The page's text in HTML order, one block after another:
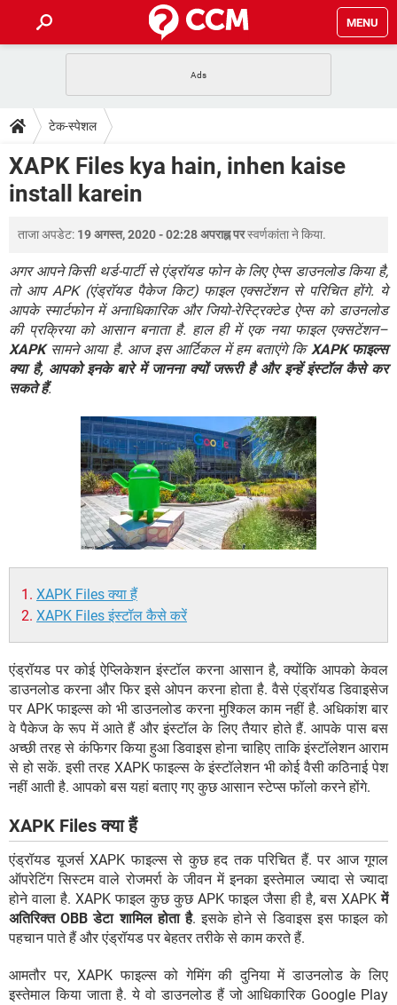
MENU
फोन पर अकाउंट बैलेंस चेक
WhatsApp Hack हो गया? Lucky Patcher यूज करें
टेक-स्पेशल
2020 के फ्री एंटीवायरस
बेस्ट फ्री ऑनलाइन गेम्स
डाउनलोड
Vidmate
FORUM
TikTok Account Freeze हो गया JioPhone में TikTok डाउनलोड
SBI बैंक अकाउंट नंबर पता करें
केबल और कनेक्टर्स
सीरियल और पैरलल पोर्ट
टेक-स्पेशल
XAPK Files kya hain, inhen kaise
install karein
ताजा अपडेट: 19 अगस्त, 2020 - 02:28 अपराह्न परस्वर्णकांताने किया.
अगर आपने किसी थर्ड-पार्टी से एंड्रॉयड फोन के लिए ऐप्स डाउनलोड किया है,
तो आप APK (एंड्रॉयड पैकेज किट) फाइल एक्सटेंशन से परिचित होंगे. ये
आपके स्मार्टफोन में अनाधिकारिक और जियो-रेस्ट्रिक्टेड ऐप्स को डाउनलोड
की प्रक्रिया को आसान बनाता है. हाल ही में एक नया फाइल एक्सटेंशन–
XAPKसामने आया है. आज इस आर्टिकल में हम बताएंगे किXAPK फाइल्स
क्या है, आपको इनके बारे में जानना क्यों जरूरी है और इन्हें इंस्टॉल कैसे कर
सकते हैं.
XAPK Files क्या हैं
XAPK Files इंस्टॉल कैसे करें
एंड्रॉयड पर कोई ऐप्लिकेशन इंस्टॉल करना आसान है, क्योंकि आपको केवल
डाउनलोड करना और फिर इसे ओपन करना होता है. वैसे एंड्रॉयड डिवाइसेज
पर APK फाइल्स को भी डाउनलोड करना मुश्किल काम नहीं है. अधिकांश बार
वे पैकेज के रूप में आते हैं और इंस्टॉल के लिए तैयार होते हैं. आपके पास बस
अच्छी तरह से कंफिगर किया हुआ डिवाइस होना चाहिए ताकि इंस्टॉलेशन आराम
से हो सकें. इसी तरह XAPK फाइल्स के इंस्टॉलेशन भी कोई वैसी कठिनाई पेश
नहीं आती है. आपको बस यहां बताए गए कुछ आसान स्टेप्स फॉलो करने होंगे.
XAPK Files क्या हैं
एंड्रॉयड यूजर्स XAPK फाइल्स से कुछ हद तक परिचित हैं. पर आज गूगल
ऑपरेटिंग सिस्टम वाले रोजमर्रा के जीवन में इनका इस्तेमाल ज्यादा से ज्यादा
होने वाला है. XAPK फाइल कुछ कुछ APK फाइल जैसा ही है, बस XAPKमें
अतिरिक्त OBB डेटा शामिल होता है. इसके होने से डिवाइस इस फाइल को
पहचान पाते हैं और एंड्रॉयड पर बेहतर तरीके से काम करते हैं.
आमतौर पर, XAPK फाइल्स को गेमिंग की दुनिया में डाउनलोड के लिए
इस्तेमाल किया जाता है. ये वो डाउनलोड हैं जो आधिकारिक Google Play